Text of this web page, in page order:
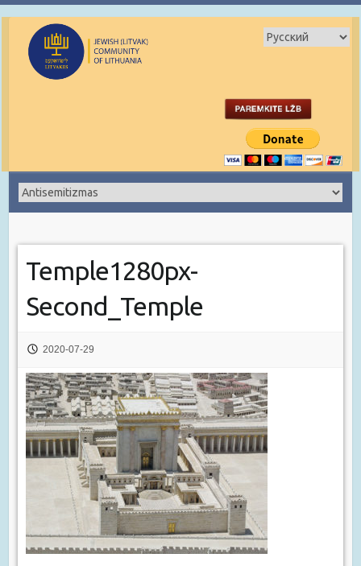
Temple1280px-
Second_Temple
2020-07-29